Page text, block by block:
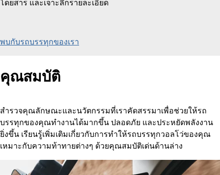
โดยสาร และเจาะลึกรายละเอียด
พบกับรถบรรทุกของเรา
คุณสมบัติ
สำรวจคุณลักษณะและนวัตกรรมที่เราคัดสรรมาเพื่อช่วยให้รถ
บรรทุกของคุณทำงานได้มากขึ้น ปลอดภัย และประหยัดพลังงาน
ยิ่งขึ้น เรียนรู้เพิ่มเติมเกี่ยวกับการทำให้รถบรรทุกวอลโว่ของคุณ
เหมาะกับความท้าทายต่างๆ ด้วยคุณสมบัติเด่นด้านล่าง